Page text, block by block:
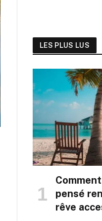
LES PLUS LUS
pensé
rêve